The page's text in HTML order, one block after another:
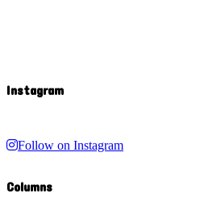
Instagram
Follow on Instagram
Columns